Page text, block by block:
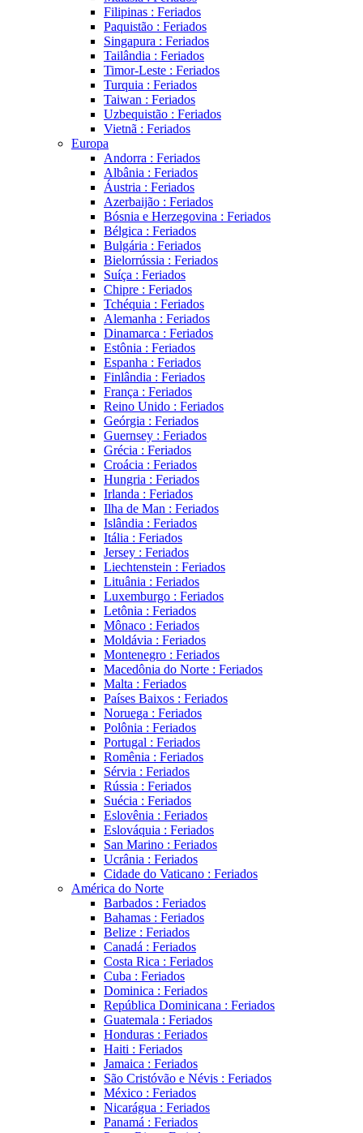
Filipinas : Feriados
Paquistão : Feriados
Singapura : Feriados
Tailândia : Feriados
Timor-Leste : Feriados
Turquia : Feriados
Taiwan : Feriados
Uzbequistão : Feriados
Vietnã : Feriados
Europa
Andorra : Feriados
Albânia : Feriados
Áustria : Feriados
Azerbaijão : Feriados
Bósnia e Herzegovina : Feriados
Bélgica : Feriados
Bulgária : Feriados
Bielorrússia : Feriados
Suíça : Feriados
Chipre : Feriados
Tchéquia : Feriados
Alemanha : Feriados
Dinamarca : Feriados
Estônia : Feriados
Espanha : Feriados
Finlândia : Feriados
França : Feriados
Reino Unido : Feriados
Geórgia : Feriados
Guernsey : Feriados
Grécia : Feriados
Croácia : Feriados
Hungria : Feriados
Irlanda : Feriados
Ilha de Man : Feriados
Islândia : Feriados
Itália : Feriados
Jersey : Feriados
Liechtenstein : Feriados
Lituânia : Feriados
Luxemburgo : Feriados
Letônia : Feriados
Mônaco : Feriados
Moldávia : Feriados
Montenegro : Feriados
Macedônia do Norte : Feriados
Malta : Feriados
Países Baixos : Feriados
Noruega : Feriados
Polônia : Feriados
Portugal : Feriados
Romênia : Feriados
Sérvia : Feriados
Rússia : Feriados
Suécia : Feriados
Eslovênia : Feriados
Eslováquia : Feriados
San Marino : Feriados
Ucrânia : Feriados
Cidade do Vaticano : Feriados
América do Norte
Barbados : Feriados
Bahamas : Feriados
Belize : Feriados
Canadá : Feriados
Costa Rica : Feriados
Cuba : Feriados
Dominica : Feriados
República Dominicana : Feriados
Guatemala : Feriados
Honduras : Feriados
Haiti : Feriados
Jamaica : Feriados
São Cristóvão e Névis : Feriados
México : Feriados
Nicarágua : Feriados
Panamá : Feriados